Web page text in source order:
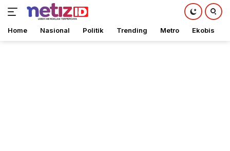
Home Nasional Politik Trending Metro Ekobis